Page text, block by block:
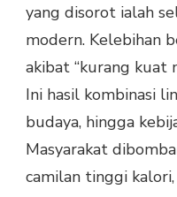
yang disorot ialah
modern. Kelebihan
akibat “kurang kuat
Ini hasil kombinasi
budaya, hingga
Masyarakat
camilan tinggi